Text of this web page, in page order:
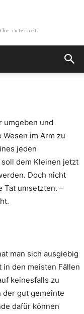
internet.
umgeben und
im Arm zu
jeden
dem Kleinen jetzt
Doch nicht
Tat umsetzten. –
man sich ausgiebig
in den meisten Fällen
keinesfalls zu
der gut gemeinte
dafür können